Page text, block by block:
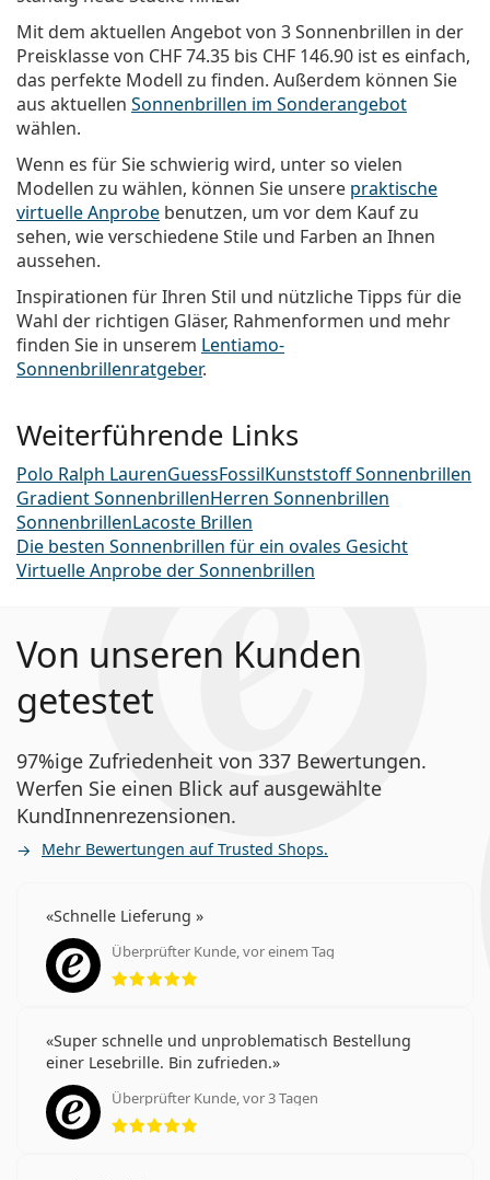
Mit dem aktuellen Angebot von 3 Sonnenbrillen in der
Preisklasse von CHF 74.35 bis CHF 146.90 ist es einfach,
das perfekte Modell zu finden. Außerdem können Sie
aus aktuellen Sonnenbrillen im Sonderangebot
wählen.
Wenn es für Sie schwierig wird, unter so vielen
Modellen zu wählen, können Sie unsere praktische
virtuelle Anprobe benutzen, um vor dem Kauf zu
sehen, wie verschiedene Stile und Farben an Ihnen
aussehen.
Inspirationen für Ihren Stil und nützliche Tipps für die
Wahl der richtigen Gläser, Rahmenformen und mehr
finden Sie in unserem Lentiamo-
Sonnenbrillenratgeber.
Weiterführende Links
Polo Ralph LaurenGuessFossilKunststoff Sonnenbrillen
Gradient SonnenbrillenHerren Sonnenbrillen
SonnenbrillenLacoste Brillen
Die besten Sonnenbrillen für ein ovales Gesicht
Virtuelle Anprobe der Sonnenbrillen
Von unseren Kunden
getestet
97%ige Zufriedenheit von 337 Bewertungen.
Werfen Sie einen Blick auf ausgewählte
KundInnenrezensionen.
Mehr Bewertungen auf Trusted Shops.
Schnelle Lieferung
Überprüfter Kunde, vor einem Tag
Bewertung 5 aus 5
Super schnelle und unproblematisch Bestellung
einer Lesebrille. Bin zufrieden.
Überprüfter Kunde, vor 3 Tagen
Bewertung 5 aus 5